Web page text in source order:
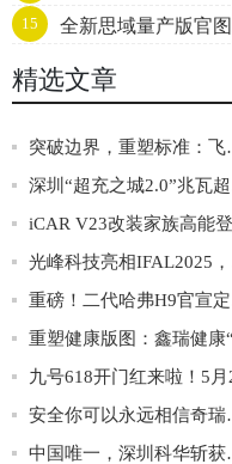
15 全新思域量产版官
精选文章
突破边界，重
安全你可以
中国唯一，